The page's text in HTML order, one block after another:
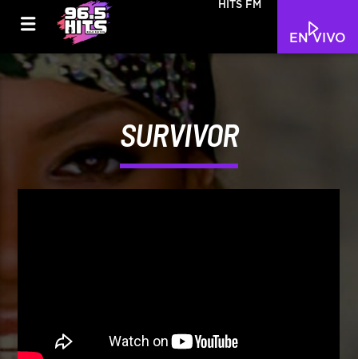
EN VIVO
HITS FM
SURVIVOR